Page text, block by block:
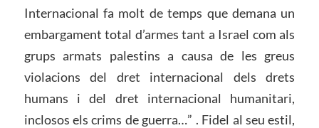
Internacional fa molt de temps que demana un
embargament total d’armes tant a Israel com als
grups armats palestins a causa de les greus
violacions del dret internacional dels drets
humans i del dret internacional humanitari,
inclosos els crims de guerra…” . Fidel al seu estil,